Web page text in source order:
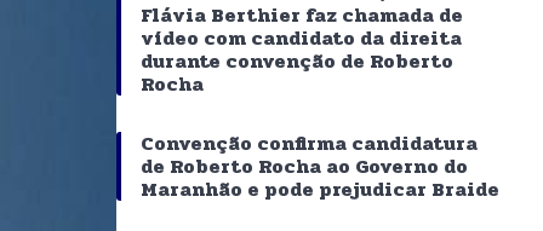
Flávia Berthier faz chamada de
vídeo com candidato da direita
durante convenção de Roberto
Rocha
Convenção confirma candidatura
de Roberto Rocha ao Governo do
Maranhão e pode prejudicar Braide